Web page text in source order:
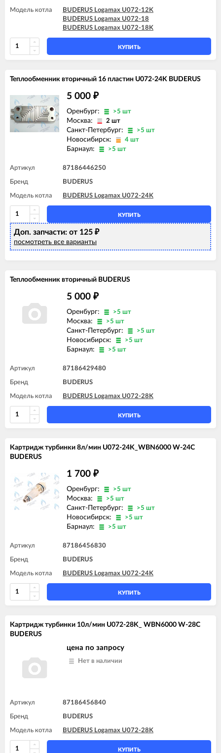
Модель котла
BUDERUS Logamax U072-12K
BUDERUS Logamax U072-18
BUDERUS Logamax U072-18K
КУПИТЬ
Теплообменник вторичный 16 пластин U072-24K BUDERUS
5 000 ₽
Оренбург: >5 шт
Москва: 2 шт
Санкт-Петербург: >5 шт
Новосибирск: 4 шт
Барнаул: >5 шт
Артикул 87186446250
Бренд BUDERUS
Модель котла BUDERUS Logamax U072-24K
КУПИТЬ
Доп. запчасти: от 125 ₽
посмотреть все варианты
Теплообменник вторичный BUDERUS
5 000 ₽
Оренбург: >5 шт
Москва: >5 шт
Санкт-Петербург: >5 шт
Новосибирск: >5 шт
Барнаул: >5 шт
Артикул 87186429480
Бренд BUDERUS
Модель котла BUDERUS Logamax U072-28K
КУПИТЬ
Картридж турбинки 8л/мин U072-24K_WBN6000 W-24C
BUDERUS
1 700 ₽
Оренбург: >5 шт
Москва: >5 шт
Санкт-Петербург: >5 шт
Новосибирск: >5 шт
Барнаул: >5 шт
Артикул 87186456830
Бренд BUDERUS
Модель котла BUDERUS Logamax U072-24K
КУПИТЬ
Картридж турбинки 10л/мин U072-28K_ WBN6000 W-28C
BUDERUS
цена по запросу
Нет в наличии
Артикул 87186456840
Бренд BUDERUS
Модель котла BUDERUS Logamax U072-28K
КУПИТЬ